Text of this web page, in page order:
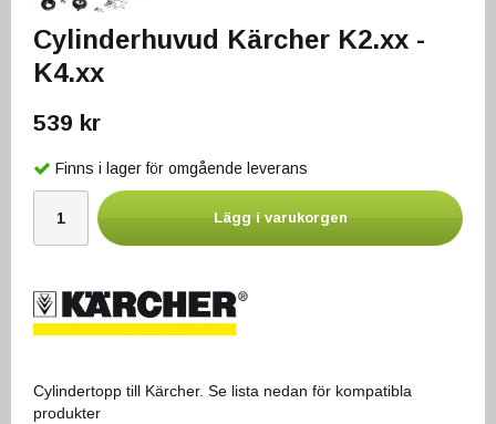
Cylinderhuvud Kärcher K2.xx -
K4.xx
539 kr
Finns i lager för omgående leverans
Lägg i varukorgen
Cylindertopp till Kärcher. Se lista nedan för kompatibla
produkter